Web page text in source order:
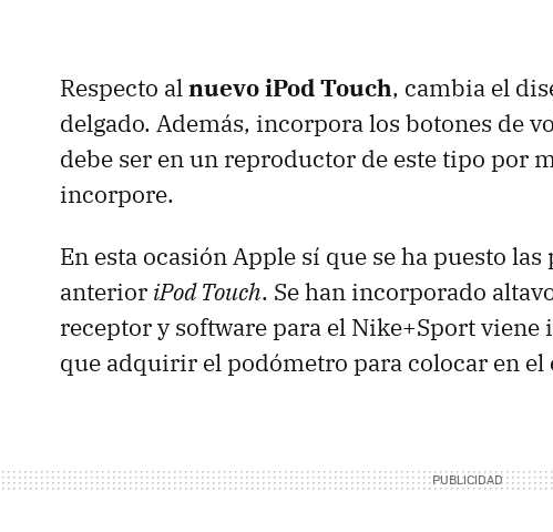
Respecto alnuevo iPod Touch, cambia el
delgado. Además, incorpora los botones de
debe ser en un reproductor de este tipo por
incorpore.
En esta ocasión Apple sí que se ha puesto
anterior iPod Touch. Se han incorporado
receptor y software para el Nike+Sport viene
que adquirir el podómetro para colocar en el